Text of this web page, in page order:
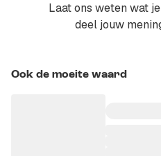
Laat ons weten wat
deel jouw
Ook de moeite waard